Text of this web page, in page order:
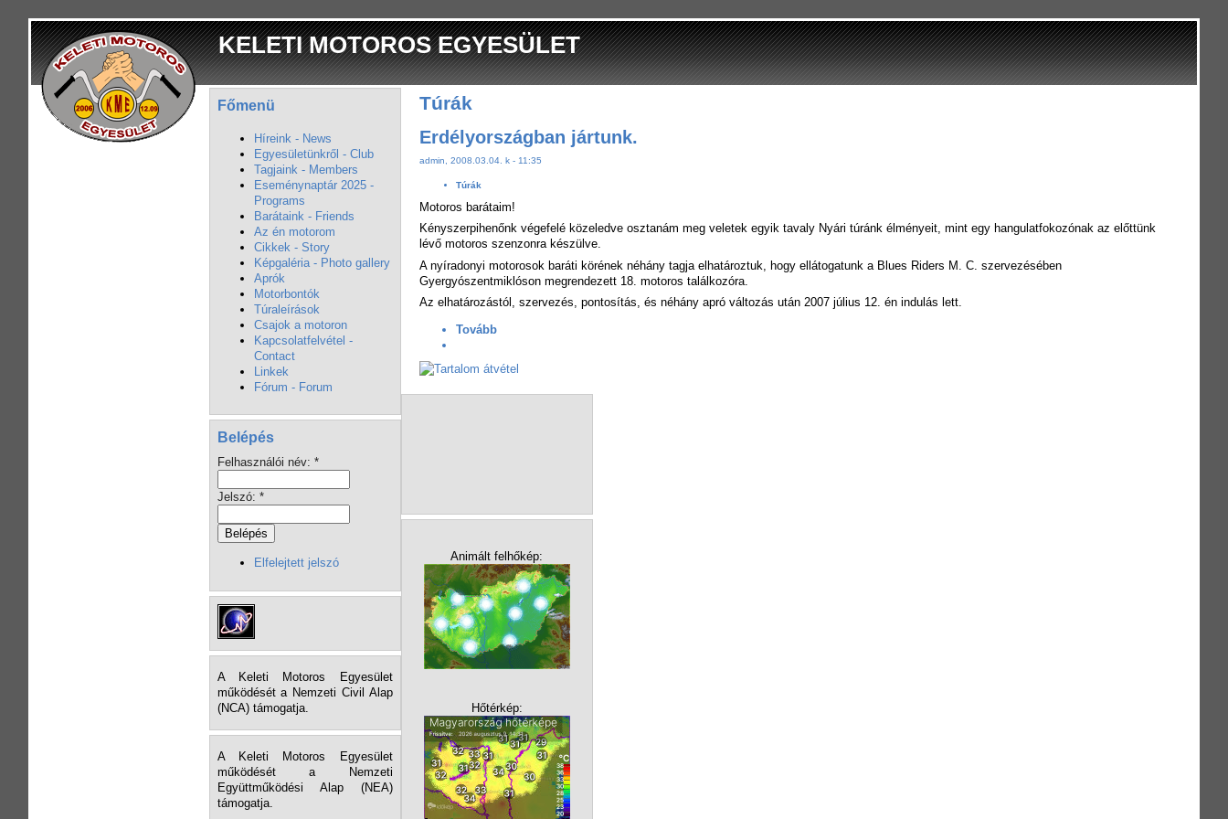
KELETI MOTOROS EGYESÜLET
Főmenü
Híreink - News
Egyesületünkről - Club
Tagjaink - Members
Eseménynaptár 2025 -
Programs
Barátaink - Friends
Az én motorom
Cikkek - Story
Képgaléria - Photo gallery
Aprók
Motorbontók
Túraleírások
Csajok a motoron
Kapcsolatfelvétel -
Contact
Linkek
Fórum - Forum
Belépés
Felhasználói név: *
Jelszó: *
Elfelejtett jelszó
A Keleti Motoros Egyesület
működését a Nemzeti Civil Alap
(NCA) támogatja.
A Keleti Motoros Egyesület
működését a Nemzeti
Együttműködési Alap (NEA)
támogatja.
Túrák
Erdélyországban jártunk.
admin, 2008.03.04. k - 11:35
Túrák
Motoros barátaim!
Kényszerpihenőnk végefelé közeledve osztanám meg veletek egyik tavaly Nyári túránk élményeit, mint egy hangulatfokozónak az előttünk
lévő motoros szenzonra készülve.
A nyíradonyi motorosok baráti körének néhány tagja elhatároztuk, hogy ellátogatunk a Blues Riders M. C. szervezésében
Gyergyószentmiklóson megrendezett 18. motoros találkozóra.
Az elhatározástól, szervezés, pontosítás, és néhány apró változás után 2007 július 12. én indulás lett.
Tovább
Animált felhőkép:
Hőtérkép: